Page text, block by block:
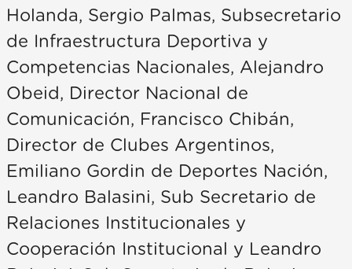
Holanda, Sergio Palmas, Subsecretario
de Infraestructura Deportiva y
Competencias Nacionales, Alejandro
Obeid, Director Nacional de
Comunicación, Francisco Chibán,
Director de Clubes Argentinos,
Emiliano Gordin de Deportes Nación,
Leandro Balasini, Sub Secretario de
Relaciones Institucionales y
Cooperación Institucional y Leandro